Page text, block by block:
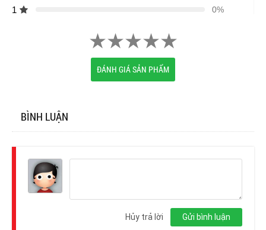
1 0%
ĐÁNH GIÁ SẢN PHẨM
BÌNH LUẬN
Gửi bình luận
Hủy trả lời